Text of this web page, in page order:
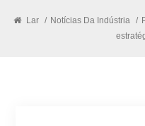
Lar / Notícias Da Indústria /